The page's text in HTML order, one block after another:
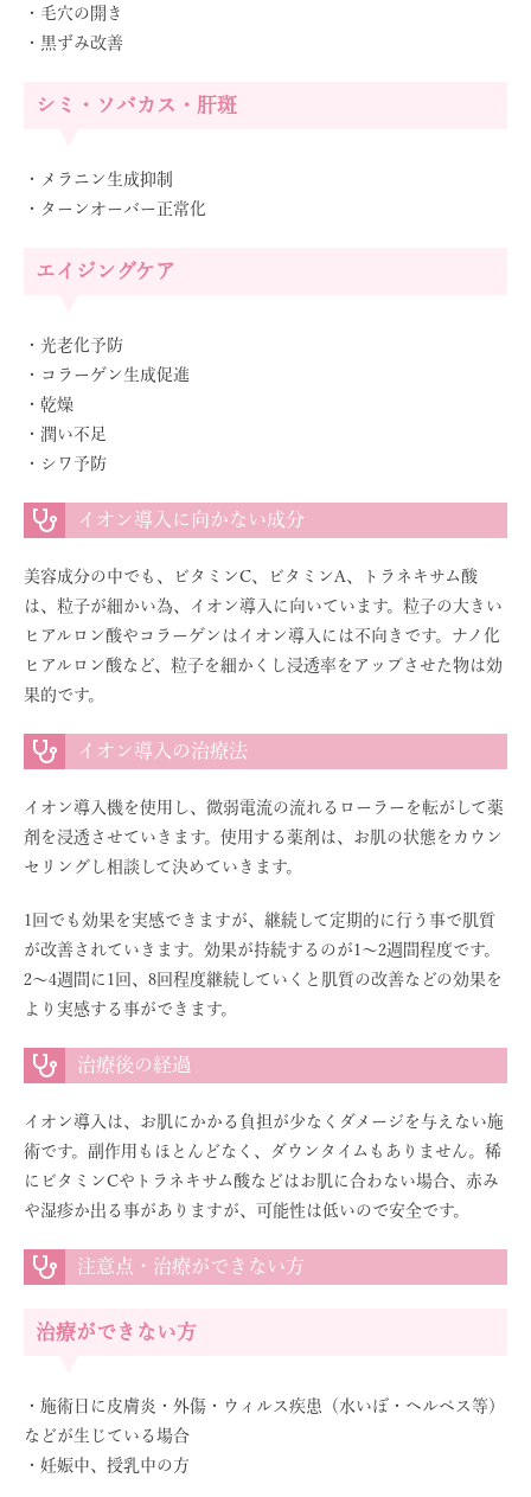
・毛穴の開き
・黒ずみ改善
シミ・ソバカス・肝斑
・メラニン生成抑制
・ターンオーバー正常化
エイジングケア
・光老化予防
・コラーゲン生成促進
・乾燥
・潤い不足
・シワ予防
イオン導入に向かない成分
美容成分の中でも、ビタミンC、ビタミンA、トラネキサム酸
は、粒子が細かい為、イオン導入に向いています。粒子の大きい
ヒアルロン酸やコラーゲンはイオン導入には不向きです。ナノ化
ヒアルロン酸など、粒子を細かくし浸透率をアップさせた物は効
果的です。
イオン導入の治療法
イオン導入機を使用し、微弱電流の流れるローラーを転がして薬
剤を浸透させていきます。使用する薬剤は、お肌の状態をカウン
セリングし相談して決めていきます。
1回でも効果を実感できますが、継続して定期的に行う事で肌質
が改善されていきます。効果が持続するのが1〜2週間程度です。
2〜4週間に1回、8回程度継続していくと肌質の改善などの効果を
より実感する事ができます。
治療後の経過
イオン導入は、お肌にかかる負担が少なくダメージを与えない施
術です。副作用もほとんどなく、ダウンタイムもありません。稀
にビタミンCやトラネキサム酸などはお肌に合わない場合、赤み
や湿疹か出る事がありますが、可能性は低いので安全です。
注意点・治療ができない方
治療ができない方
・施術日に皮膚炎・外傷・ウィルス疾患（水いぼ・ヘルペス等）
などが生じている場合
・妊娠中、授乳中の方